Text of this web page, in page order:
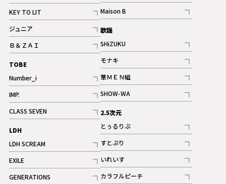
記事
KEY TO LIT
記事
ジュニア
記事
Ｂ＆ＺＡＩ
記事
TOBE
Number_i
記事
IMP.
記事
CLASS SEVEN
記事
LDH
LDH SCREAM
記事
EXILE
記事
GENERATIONS
記事
ギャラリー
Maison B
記事
歌謡
SHiZUKU
記事
モナキ
記事
華ＭＥＮ組
記事
SHOW-WA
記事
2.5次元
とぅるりぶ
記事
すとぷり
記事
ギャラリー
いれいす
記事
ギャラリー
カラフルピーチ